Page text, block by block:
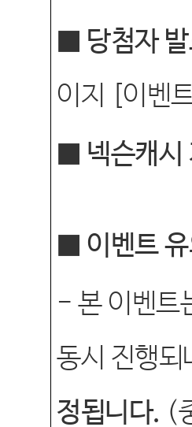
■ 당첨자
이지
이벤
■ 넥슨캐시
■ 이벤트
-본 이벤트
동시 진행되
정됩니다. (